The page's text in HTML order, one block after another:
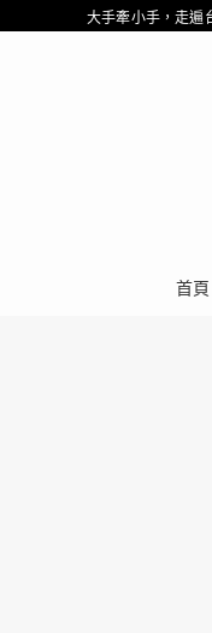
大手牽小手，走遍
首頁